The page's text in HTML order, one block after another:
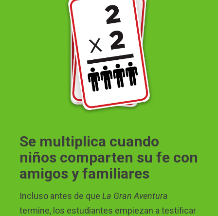
Se multiplica cuando
niños comparten su fe con
amigos y familiares
Incluso antes de que La Gran Aventura
termine, los estudiantes empiezan a testificar